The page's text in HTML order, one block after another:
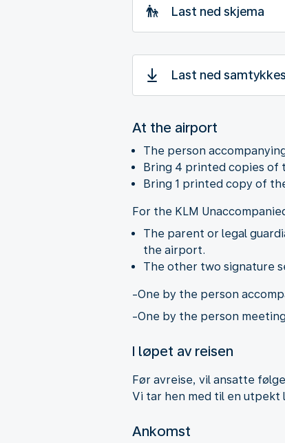
Last ned skjema
Last ned
At the airport
The person
Bring 4 printed copies of
Bring 1 printed copy of
For the KLM
The parent or legal
the airport.
The other two signature
-One by the person
-One by the person
I løpet av reisen
Før avreise, vil ansatte
Vi tar hen med til en utpekt
Ankomst